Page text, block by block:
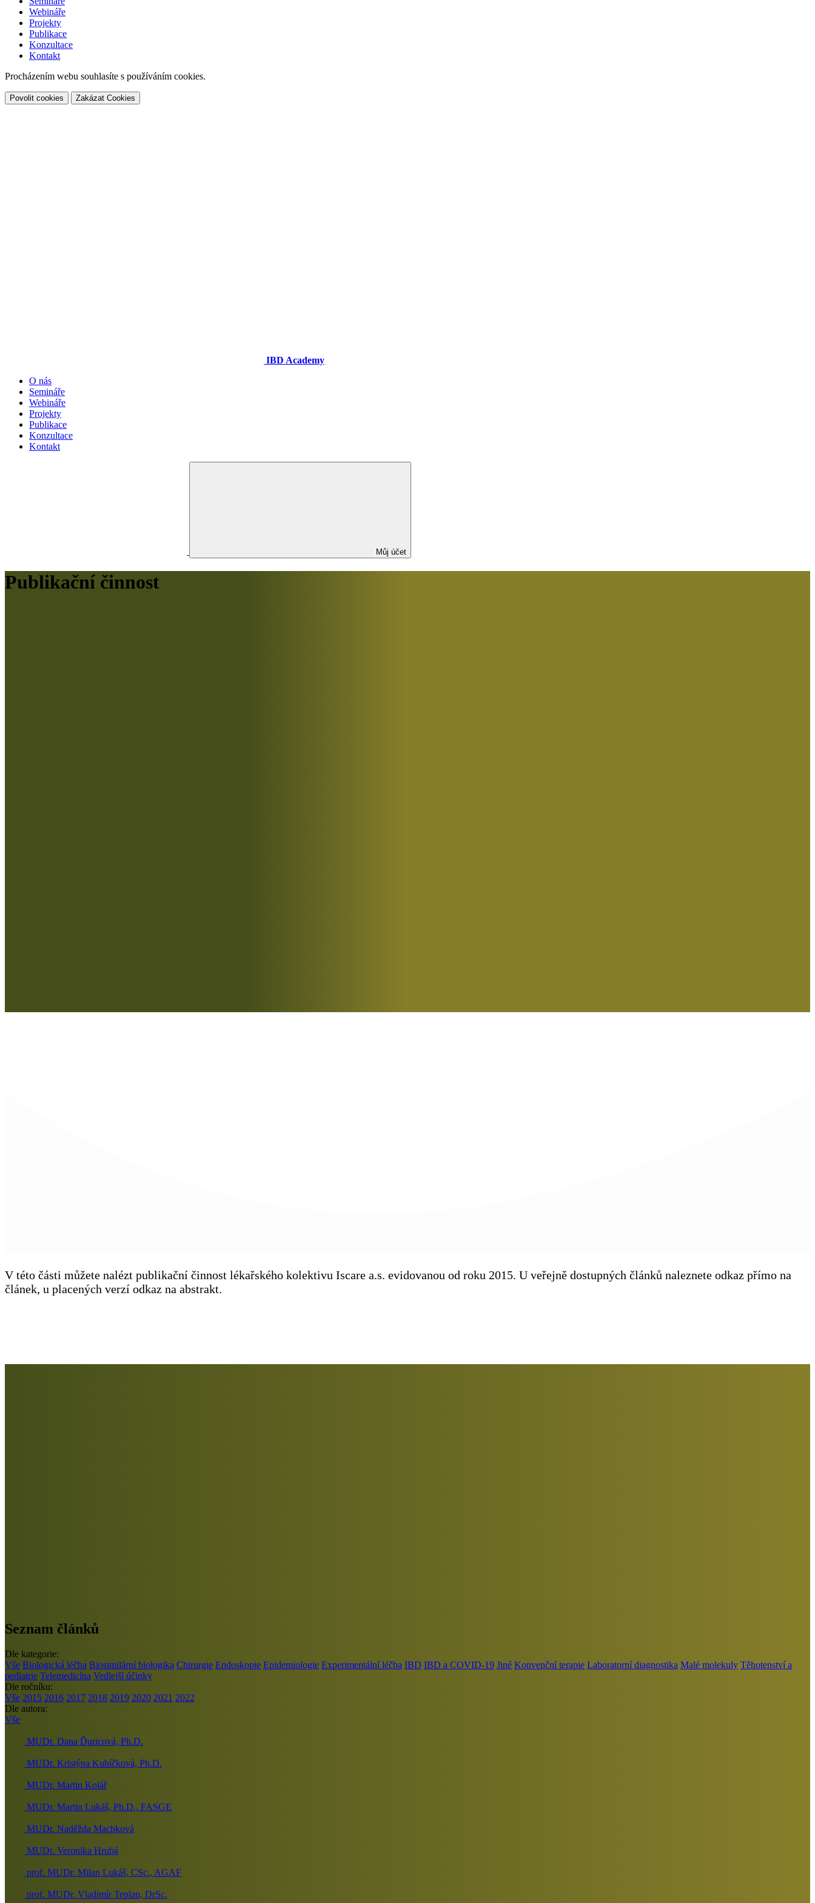
Webináře
Projekty
Publikace
Konzultace
Kontakt
Procházením webu souhlasíte s používáním cookies.
Povolit cookies Zakázat Cookies
IBD Academy
O nás
Semináře
Webináře
Projekty
Publikace
Konzultace
Kontakt
Můj účet
Publikační činnost
V této části můžete nalézt publikační činnost lékařského kolektivu Iscare a.s. evidovanou od roku 2015. U veřejně dostupných článků naleznete odkaz přímo na
článek, u placených verzí odkaz na abstrakt.
Seznam článků
Dle kategorie:
Vše Biologická léčba Biosimilární biologika Chirurgie Endoskopie Epidemiologie Experimentální léčba IBD IBD a COVID-19 Jiné Konvenční terapie Laboratorní diagnostika Malé molekuly Těhotenství a
pediatrie Telemedicína Vedlejší účinky
Dle ročníku:
Vše 2015 2016 2017 2018 2019 2020 2021 2022
Dle autora:
Vše
MUDr. Dana Ďuricová, Ph.D.
MUDr. Kristýna Kubíčková, Ph.D.
MUDr. Martin Kolář
MUDr. Martin Lukáš, Ph.D., FASGE
MUDr. Naděžda Machková
MUDr. Veronika Hrubá
prof. MUDr. Milan Lukáš, CSc., AGAF
prof. MUDr. Vladimír Teplan, DrSc.